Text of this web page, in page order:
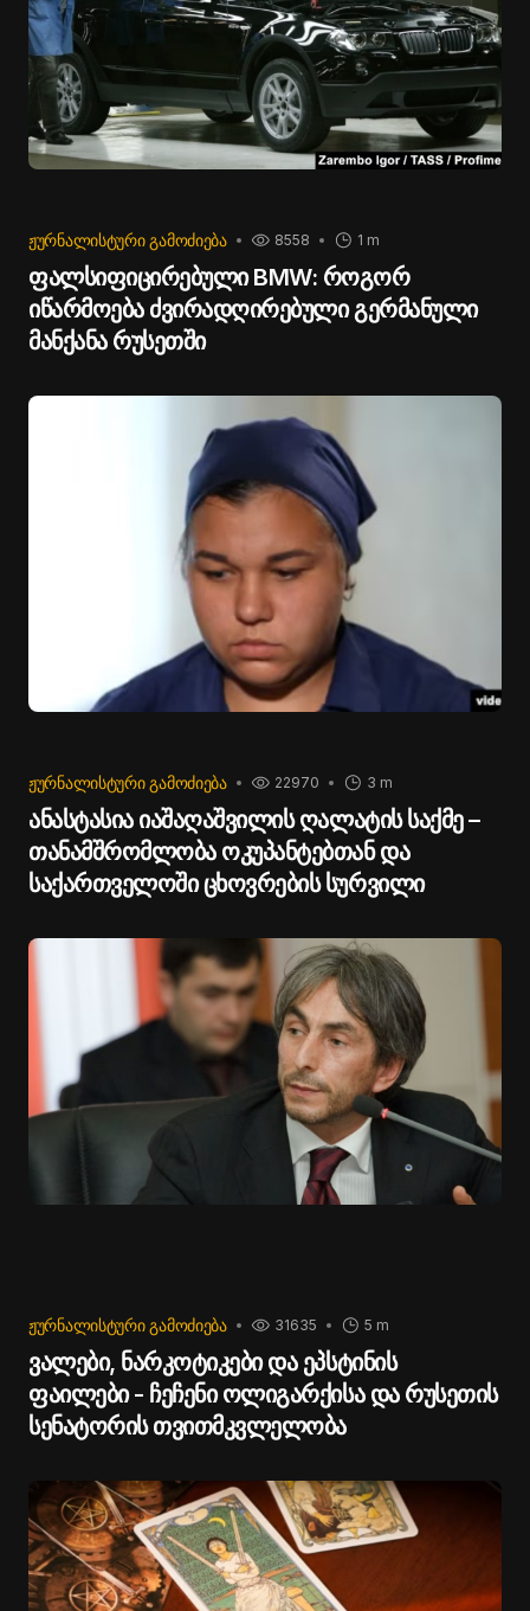
ᲟᲣᲠᲜᲐᲚᲘᲡᲢᲣᲠᲘ ᲒᲐᲛᲝᲫᲘᲔᲑᲐ 1 m
8558
ფალსიფიცირებული BMW: როგორ
იწარმოება ძვირადღირებული გერმანული
მანქანა რუსეთში
ᲟᲣᲠᲜᲐᲚᲘᲡᲢᲣᲠᲘ ᲒᲐᲛᲝᲫᲘᲔᲑᲐ 3 m
22970
ანასტასია იაშაღაშვილის ღალატის საქმე –
თანამშრომლობა ოკუპანტებთან და
საქართველოში ცხოვრების სურვილი
ᲟᲣᲠᲜᲐᲚᲘᲡᲢᲣᲠᲘ ᲒᲐᲛᲝᲫᲘᲔᲑᲐ 5 m
31635
ვალები, ნარკოტიკები და ეპსტინის
ფაილები - ჩეჩენი ოლიგარქისა და რუსეთის
სენატორის თვითმკვლელობა